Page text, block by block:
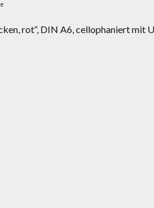
rot“, DIN A6, cellophaniert mit